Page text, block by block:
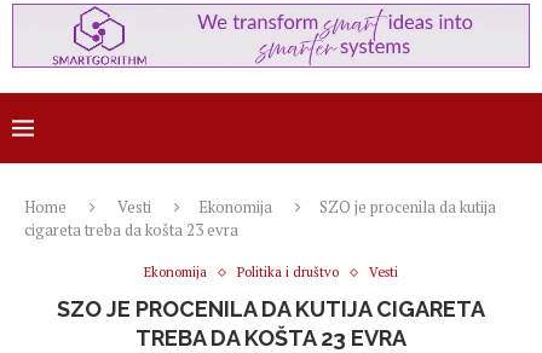
Home Vesti Ekonomija
SZO je procenila da kutija
cigareta treba da košta 23 evra
Ekonomija Politika i društvo Vesti
SZO JE PROCENILA DA KUTIJA CIGARETA
TREBA DA KOŠTA 23 EVRA